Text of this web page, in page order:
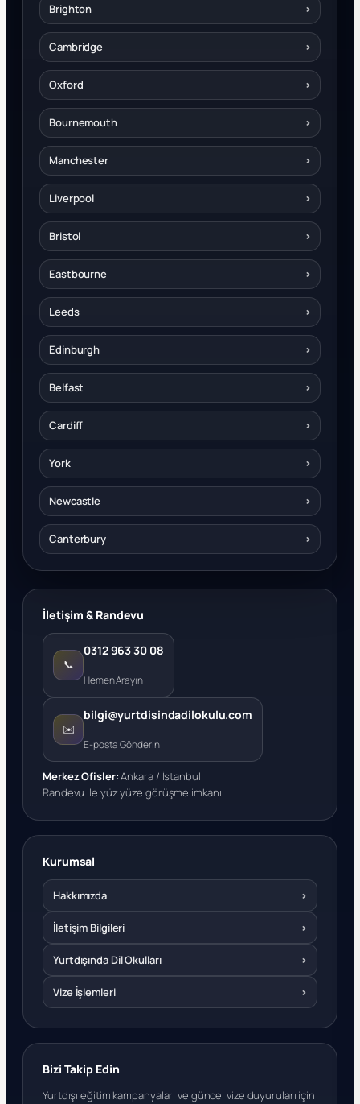
Brighton ›
Cambridge ›
Oxford ›
Bournemouth ›
Manchester ›
Liverpool ›
Bristol ›
Eastbourne ›
Leeds ›
Edinburgh ›
Belfast ›
Cardiff ›
York ›
Newcastle ›
Canterbury ›
İletişim & Randevu
📞
0312 963 30 08
Hemen Arayın
✉️
bilgi@yurtdisindadilokulu.com
E-posta Gönderin
Merkez Ofisler:Ankara / İstanbul
Randevu ile yüz yüze görüşme imkanı
Kurumsal
Hakkımızda ›
İletişim Bilgileri ›
Yurtdışında Dil Okulları ›
Vize İşlemleri ›
Bizi Takip Edin
Yurtdışı eğitim kampanyaları ve güncel vize duyuruları için